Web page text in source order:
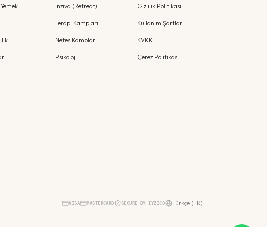
İnziva (Retreat)
Terapi Kampları
Nefes Kampları
Psikoloji
Gizlilik Politikası
Kullanım Şartları
KVKK
Çerez Politikası
VISA MASTERCARD SECURE BY IYZICO Türkçe (TR)